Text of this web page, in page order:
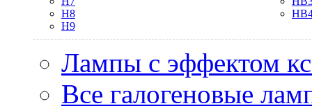
H8
H9
Лампы с эффектом
Все галогеновые